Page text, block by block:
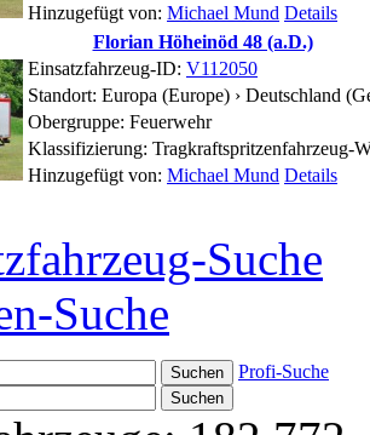
Hinzugefügt von: Michael Mund Details
Florian Höheinöd 48 (a.D.)
Einsatzfahrzeug-ID: V112050
Standort: Europa (Europe) › Deutschland
Obergruppe: Feuerwehr
Klassifizierung: Tragkraftspritzenfahrzeug-
Hinzugefügt von: Michael Mund Details
Suche
Suche
Profi-Suche